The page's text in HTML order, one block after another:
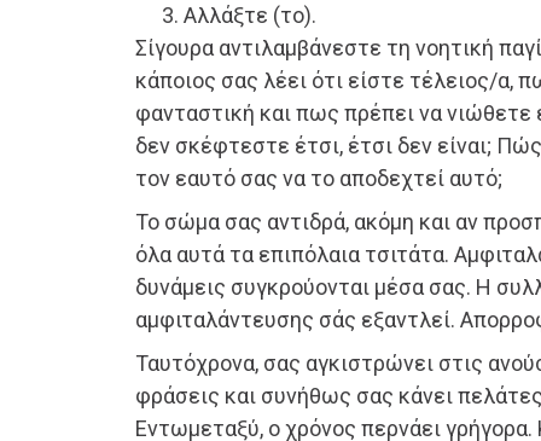
Αλλάξτε (το).
Σίγουρα αντιλαμβάνεστε τη νοητική
κάποιος σας λέει ότι είστε τέλειος/α,
φανταστική και πως πρέπει να
δεν σκέφτεστε έτσι, έτσι δεν είναι;
τον εαυτό σας να το αποδεχτεί αυτό;
Το σώμα σας αντιδρά, ακόμη και αν
όλα αυτά τα επιπόλαια τσιτάτα.
δυνάμεις συγκρούονται μέσα σας. Η
αμφιταλάντευσης σάς εξαντλεί.
Ταυτόχρονα, σας αγκιστρώνει στις
φράσεις και συνήθως σας κάνει
Εντωμεταξύ, ο χρόνος περνάει γρήγορα.